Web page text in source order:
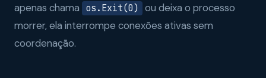
apenas chama os.Exit(0)
ou deixa o processo
morrer, ela interrompe conexões ativas sem
coordenação.